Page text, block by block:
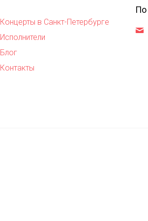
Концерты в Санкт-Петербурге
Исполнители
Блог
Контакты